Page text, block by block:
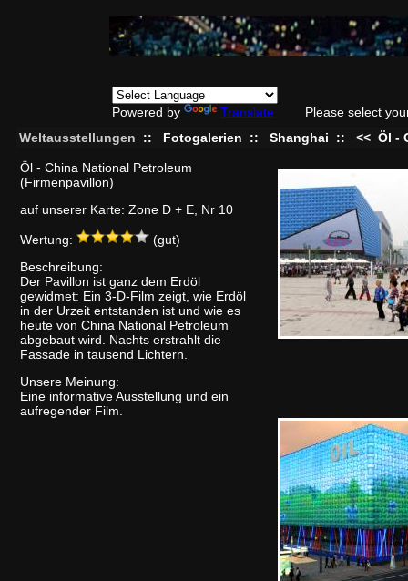
Powered by Translate
Please select
Weltausstellungen
:: Fotogalerien :: Shanghai :: << Öl -
Öl - China National Petroleum
(Firmenpavillon)
auf unserer Karte: Zone D + E, Nr 10
Wertung:
(gut)
Beschreibung:
Der Pavillon ist ganz dem Erdöl
gewidmet: Ein 3-D-Film zeigt, wie Erdöl
in der Urzeit entstanden ist und wie es
heute von China National Petroleum
abgebaut wird. Nachts erstrahlt die
Fassade in tausend Lichtern.
Unsere Meinung:
Eine informative Ausstellung und ein
aufregender Film.